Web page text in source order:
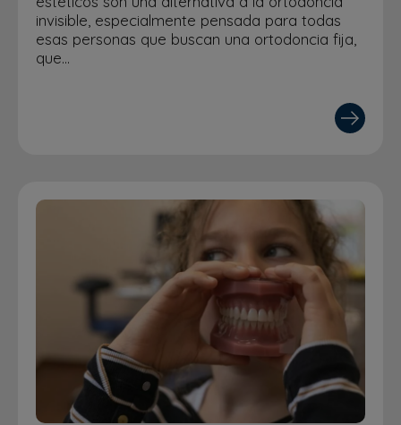
invisible, especialmente pensada para todas
esas personas que buscan una ortodoncia fija,
que…